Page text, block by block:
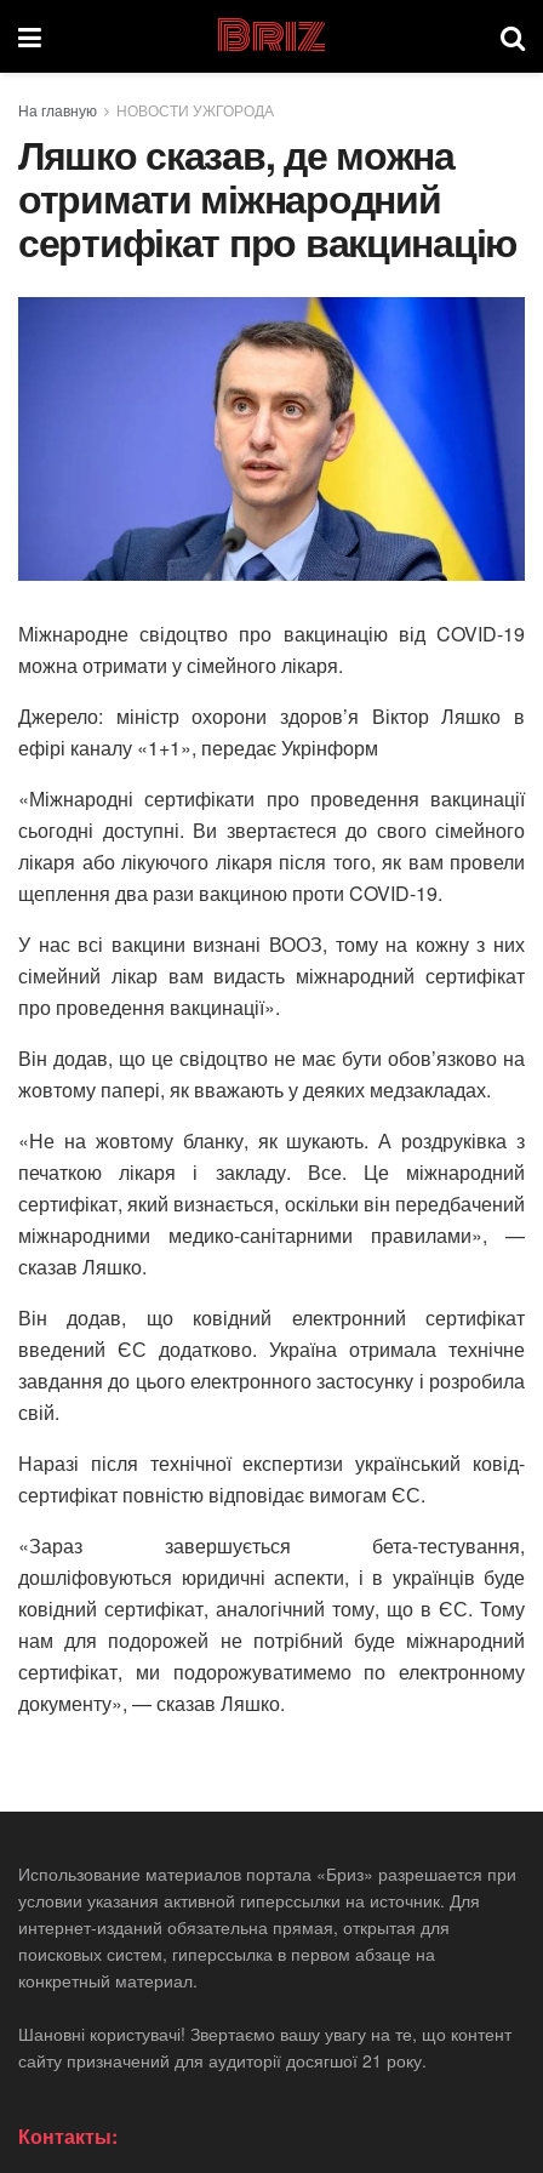
Briz
На главную НОВОСТИ УЖГОРОДА
Ляшко сказав, де можна
отримати міжнародний
сертифікат про вакцинацію
Міжнародне свідоцтво про вакцинацію від COVID-19
можна отримати у сімейного лікаря.
Джерело: міністр охорони здоров’я Віктор Ляшко в
ефірі каналу «1+1», передає Укрінформ
«Міжнародні сертифікати про проведення вакцинації
сьогодні доступні. Ви звертаєтеся до свого сімейного
лікаря або лікуючого лікаря після того, як вам провели
щеплення два рази вакциною проти COVID-19.
У нас всі вакцини визнані ВООЗ, тому на кожну з них
сімейний лікар вам видасть міжнародний сертифікат
про проведення вакцинації».
Він додав, що це свідоцтво не має бути обов’язково на
жовтому папері, як вважають у деяких медзакладах.
«Не на жовтому бланку, як шукають. А роздруківка з
печаткою лікаря і закладу. Все. Це міжнародний
сертифікат, який визнається, оскільки він передбачений
міжнародними медико-санітарними правилами», —
сказав Ляшко.
Він додав, що ковідний електронний сертифікат
введений ЄС додатково. Україна отримала технічне
завдання до цього електронного застосунку і розробила
свій.
Наразі після технічної експертизи український ковід-
сертифікат повністю відповідає вимогам ЄС.
«Зараз завершується бета-тестування,
дошліфовуються юридичні аспекти, і в українців буде
ковідний сертифікат, аналогічний тому, що в ЄС. Тому
нам для подорожей не потрібний буде міжнародний
сертифікат, ми подорожуватимемо по електронному
документу», — сказав Ляшко.
Использование материалов портала «Бриз» разрешается при
условии указания активной гиперссылки на источник. Для
интернет-изданий обязательна прямая, открытая для
поисковых систем, гиперссылка в первом абзаце на
конкретный материал.
Шановні користувачі! Звертаємо вашу увагу на те, що контент
сайту призначений для аудиторії досягшої 21 року.
Контакты: